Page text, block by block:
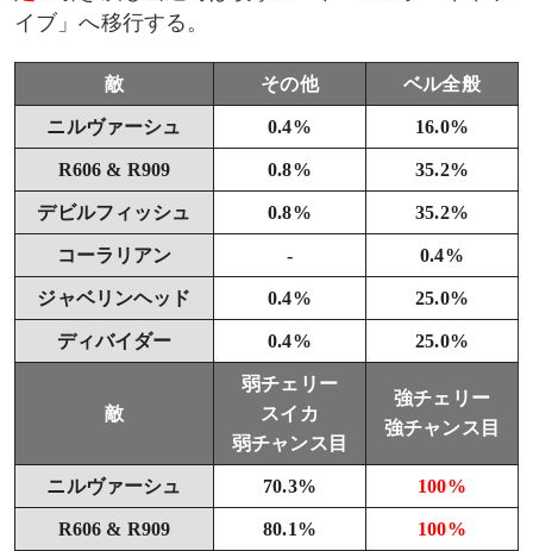
イブ」へ移行する。
敵 その他 ベル全般
ニルヴァーシュ 0.4% 16.0%
R606 & R909 0.8% 35.2%
デビルフィッシュ 0.8% 35.2%
コーラリアン - 0.4%
ジャベリンヘッド 0.4% 25.0%
ディバイダー 0.4% 25.0%
敵
弱チェリー
スイカ
弱チャンス目
強チェリー
強チャンス目
ニルヴァーシュ 70.3% 100%
R606 & R909 80.1% 100%